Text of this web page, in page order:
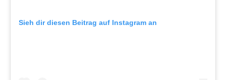
Sieh dir diesen Beitrag auf Instagram an